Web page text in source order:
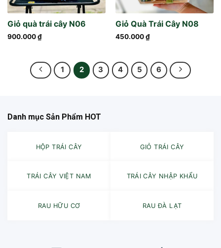
Giỏ quà trái cây N06
900.000₫
Giỏ Quà Trái Cây N08
450.000₫
1 2 3 4 5 6
Danh mục Sản Phẩm HOT
HỘP TRÁI CÂY GIỎ TRÁI CÂY
TRÁI CÂY VIỆT NAM TRÁI CÂY NHẬP KHẨU
RAU HỮU CƠ RAU ĐÀ LẠT